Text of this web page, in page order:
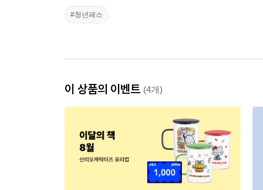
#청년패스
이 상품의 이벤트 (4개)